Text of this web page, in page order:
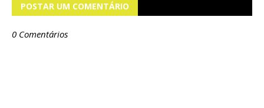
POSTAR UM COMENTÁRIO
0 Comentários